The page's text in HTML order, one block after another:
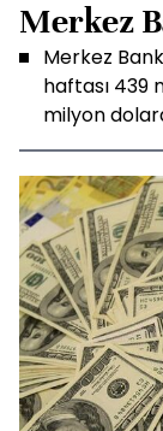
Merkez
Merkez
haftası 439
milyon